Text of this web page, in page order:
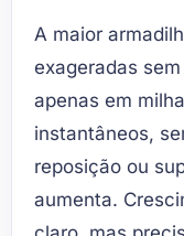
A maior
exageradas
apenas em
instantâneos,
reposição ou
aumenta.